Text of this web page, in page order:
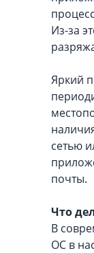
Из-за
Яркий
сетью
почты.
Что
В
ОС в